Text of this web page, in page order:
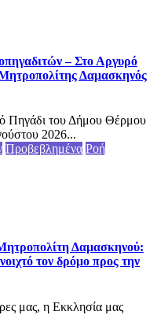
– Στο Αργυρό
Δαμασκηνός
Πηγάδι του Δήμου Θέρμου
2026...
Προβεβλημένα Ροή
Δαμασκηνού:
τον δρόμο προς την
μας, η Εκκλησία μας